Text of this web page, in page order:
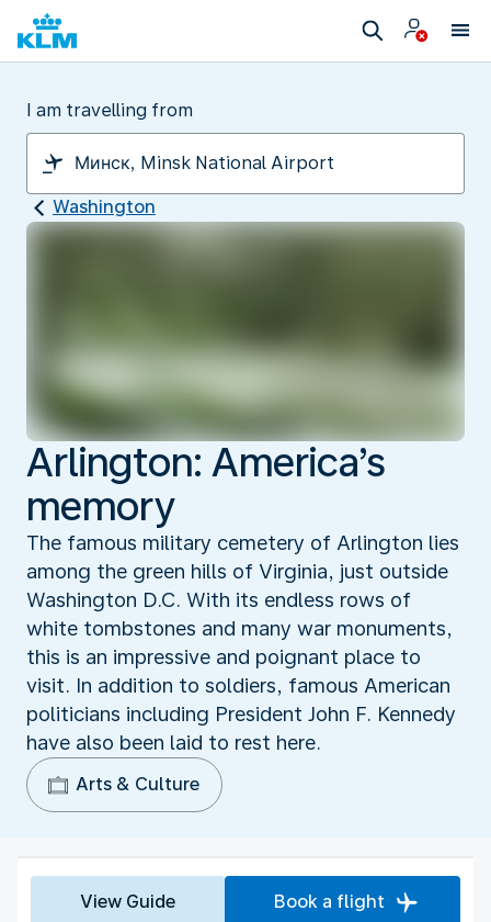
I am travelling from
Washington
Arlington: America’s
memory
The famous military cemetery of Arlington lies
among the green hills of Virginia, just outside
Washington D.C. With its endless rows of
white tombstones and many war monuments,
this is an impressive and poignant place to
visit. In addition to soldiers, famous American
politicians including President John F. Kennedy
have also been laid to rest here.
Arts & Culture
View Guide Book a flight